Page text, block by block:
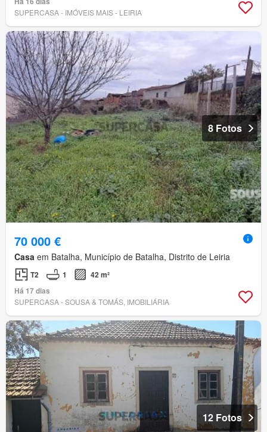
SUPERCASA - IMÓVEIS MAIS - LEIRIA
8 Fotos
70 000 €
Casa em Batalha, Município de Batalha, Distrito de Leiria
T2 1
42 m²
Há 17 dias
SUPERCASA - SOUSA & TOMÁS, IMOBILIÁRIA
12 Fotos